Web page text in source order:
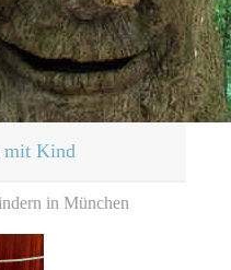
mit Kind
in München